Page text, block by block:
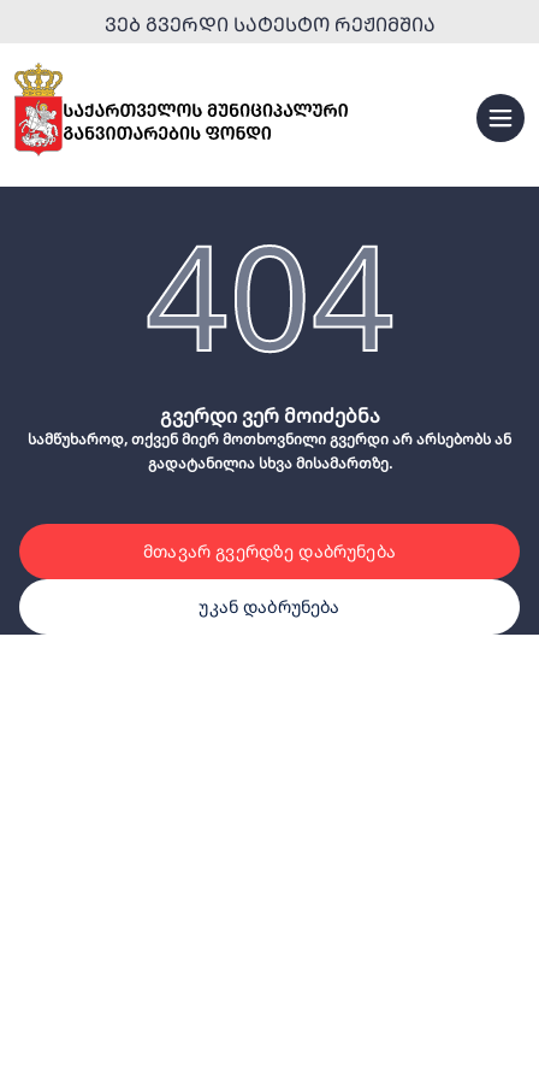
ᲕᲔᲑ ᲒᲕᲔᲠᲓᲘ ᲡᲐᲢᲔᲡᲢᲝ ᲠᲔᲟᲘᲛᲨᲘᲐ
404
გვერდი ვერ მოიძებნა
სამწუხაროდ, თქვენ მიერ მოთხოვნილი გვერდი არ არსებობს ან
გადატანილია სხვა მისამართზე.
მთავარ გვერდზე დაბრუნება
უკან დაბრუნება